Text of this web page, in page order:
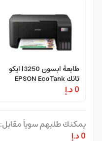
طابعة ابسون l3250 ايكو
تانك EPSON EcoTank
L3250 A4 Color 3-in-1
Printer
0 د.إ
يمكنك طلبهم سوياً مقابل:
0 د.إ